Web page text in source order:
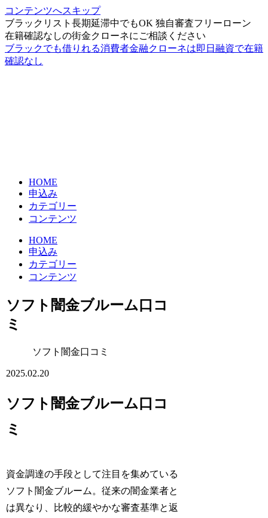
コンテンツへスキップ
ブラックリスト長期延滞中でもOK 独自審査フリーローン
在籍確認なしの街金クローネにご相談ください
ブラックでも借りれる消費者金融クローネは即日融資で在籍
確認なし
HOME
申込み
カテゴリー
コンテンツ
HOME
申込み
カテゴリー
コンテンツ
ソフト闇金ブルーム口コ
ミ
ソフト闇金口コミ
2025.02.20
ソフト闇金ブルーム口コ
ミ
資金調達の手段として注目を集めている
ソフト闇金ブルーム。従来の闇金業者と
は異なり、比較的緩やかな審査基準と返